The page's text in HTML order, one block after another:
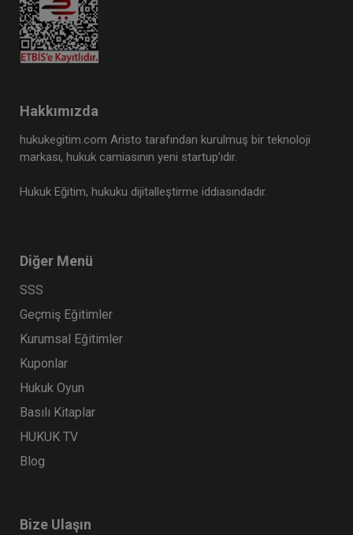
Hakkımızda
hukukegitim.com Aristo tarafından kurulmuş bir teknoloji
markası, hukuk camiasının yeni startup’ıdır.
Hukuk Eğitim, hukuku dijitalleştirme iddiasındadır.
Diğer Menü
SSS
Geçmiş Eğitimler
Kurumsal Eğitimler
Kuponlar
Hukuk Oyun
Basılı Kitaplar
HUKUK TV
Blog
Bize Ulaşın